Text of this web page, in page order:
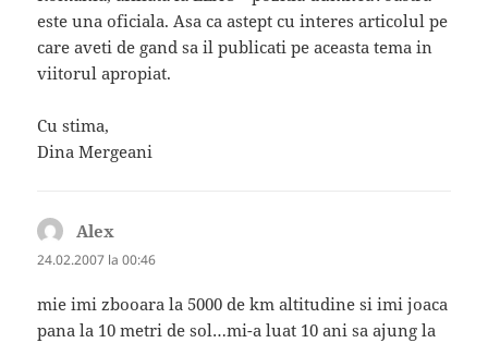
este una oficiala. Asa ca astept cu interes articolul pe
care aveti de gand sa il publicati pe aceasta tema in
viitorul apropiat.
Cu stima,
Dina Mergeani
Alex
24.02.2007 la 00:46
mie imi zbooara la 5000 de km altitudine si imi joaca
pana la 10 metri de sol…mi-a luat 10 ani sa ajung la